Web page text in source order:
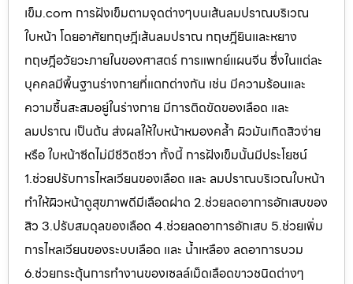
เข็ม.com การฝังเข็มตามจุดต่างๆบนเส้นลมปราณบริเวณ
ใบหน้า โดยอาศัยทฤษฎีเส้นลมปราณ ทฤษฎียินและหยาง
ทฤษฎีอวัยวะภายในของศาสตร์ การแพทย์แผนจีน ซึ่งในแต่ละ
บุคคลมีพื้นฐานร่างกายที่แตกต่างกัน เช่น มีความร้อนและ
ความชื้นสะสมอยู่ในร่างกาย มีการติดขัดของเลือด และ
ลมปราณ เป็นต้น ส่งผลให้ใบหน้าหมองคล้ำ ผิวมันเกิดสิวง่าย
หรือ ใบหน้าซีดไม่มีชีวิตชีวา ทั้งนี้ การฝังเข็มนั้นมีประโยชน์
1.ช่วยปรับการไหลเวียนของเลือด และ ลมปราณบริเวณใบหน้า
ทำให้ผิวหน้าดูสุขภาพดีมีเลือดฝาด 2.ช่วยลดอาการอักเสบของ
สิว 3.ปรับสมดุลของเลือด 4.ช่วยลดอาการอักเสบ 5.ช่วยเพิ่ม
การไหลเวียนของระบบเลือด และ น้ำเหลือง ลดอาการบวม
6.ช่วยกระตุ้นการทำงานของเซลล์เม็ดเลือดขาวชนิดต่างๆ